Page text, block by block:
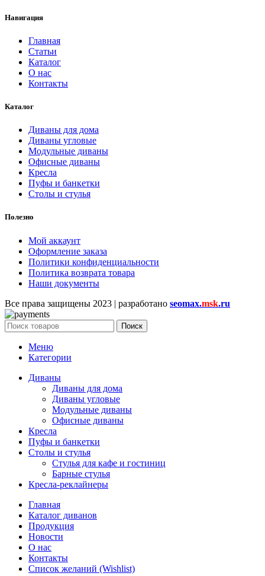
Навигация
Главная
Статьи
Каталог
О нас
Контакты
Каталог
Диваны для дома
Диваны угловые
Модульные диваны
Офисные диваны
Кресла
Пуфы и банкетки
Столы и стулья
Полезно
Мой аккаунт
Оформление заказа
Политики конфиденциальности
Политика возврата товара
Наши документы
Все права защищены 2023 | разработано seomax.msk.ru
Поиск
Меню
Категории
Диваны
Диваны для дома
Диваны угловые
Модульные диваны
Офисные диваны
Кресла
Пуфы и банкетки
Столы и стулья
Стулья для кафе и гостиниц
Барные стулья
Кресла-реклайнеры
Главная
Каталог диванов
Продукция
Новости
О нас
Контакты
Список желаний (Wishlist)